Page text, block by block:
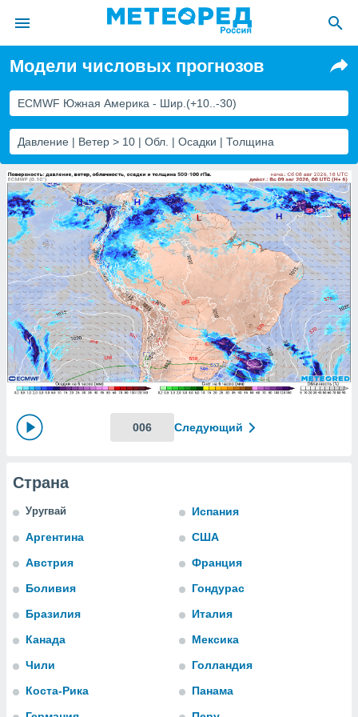
о
Вы можете
к этому
доступ
основе.
и
к веб-
всех
как
ПРОДОЛЖИТЬ
НАСТРОЙКИ
Модели числовых прогнозов
ECMWF Южная Америка - Шир.(+10..-30)
Давление | Ветер > 10 | Обл. | Осадки | Толщина
006 Следующий
Страна
Уругвай
Аргентина
Австрия
Боливия
Бразилия
Канада
Чили
Коста-Рика
Испания
США
Франция
Гондурас
Италия
Мексика
Голландия
Панама